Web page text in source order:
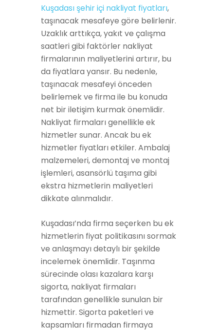
Kuşadası şehir içi nakliyat fiyatları,
taşınacak mesafeye göre belirlenir.
Uzaklık arttıkça, yakıt ve çalışma
saatleri gibi faktörler nakliyat
firmalarının maliyetlerini artırır, bu
da fiyatlara yansır. Bu nedenle,
taşınacak mesafeyi önceden
belirlemek ve firma ile bu konuda
net bir iletişim kurmak önemlidir.
Nakliyat firmaları genellikle ek
hizmetler sunar. Ancak bu ek
hizmetler fiyatları etkiler. Ambalaj
malzemeleri, demontaj ve montaj
işlemleri, asansörlü taşıma gibi
ekstra hizmetlerin maliyetleri
dikkate alınmalıdır.
Kuşadası’nda firma seçerken bu ek
hizmetlerin fiyat politikasını sormak
ve anlaşmayı detaylı bir şekilde
incelemek önemlidir. Taşınma
sürecinde olası kazalara karşı
sigorta, nakliyat firmaları
tarafından genellikle sunulan bir
hizmettir. Sigorta paketleri ve
kapsamları firmadan firmaya